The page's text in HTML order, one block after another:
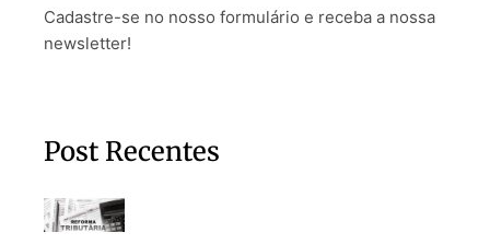
Cadastre-se no nosso formulário e receba a nossa
newsletter!
Post Recentes